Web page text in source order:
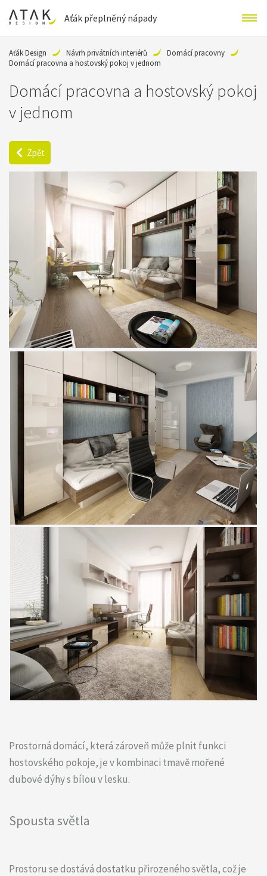
Aťák přeplněný nápady
Aťák Design Návrh privátních interiérů
Domácí pracovny
Domácí pracovna a hostovský pokoj v jednom
Domácí pracovna a hostovský pokoj
v jednom
Zpět
Prostorná domácí, která zároveň může plnit funkci
hostovského pokoje, je v kombinaci tmavě mořené
dubové dýhy s bílou v lesku.
Spousta světla
Prostoru se dostává dostatku přirozeného světla, což je